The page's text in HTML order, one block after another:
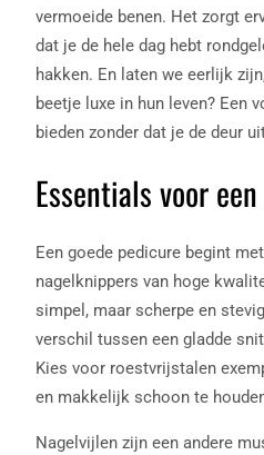
vermoeide benen. Het zorgt
dat je de hele dag hebt
hakken. En laten we eerlijk
beetje luxe in hun leven? Een
bieden zonder dat je de deur
Essentials voor
Een goede pedicure begint
nagelknippers van hoge
simpel, maar scherpe en
verschil tussen een gladde
Kies voor roestvrijstalen
en makkelijk schoon te
Nagelvijlen zijn een andere